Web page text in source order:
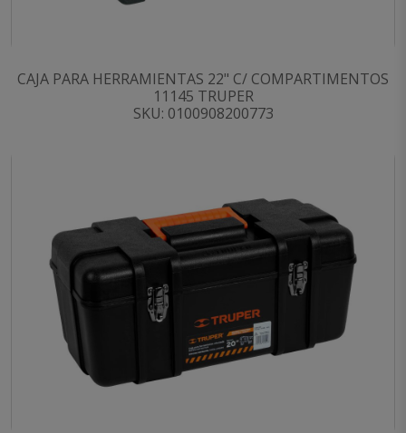
CAJA PARA HERRAMIENTAS 22" C/ COMPARTIMENTOS
11145 TRUPER
SKU: 0100908200773